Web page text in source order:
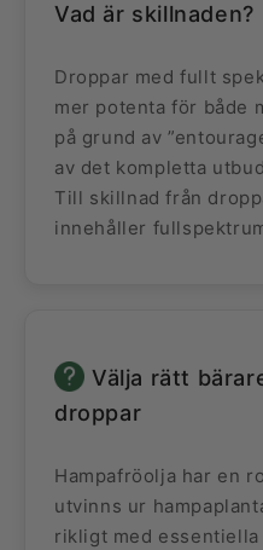
Vad är skillnaden?
Droppar med fullt
mer potenta för både
på grund av
av det kompletta
Till skillnad från
innehåller
Välja rätt
droppar
Hampafröolja har en
utvinns ur
rikligt med